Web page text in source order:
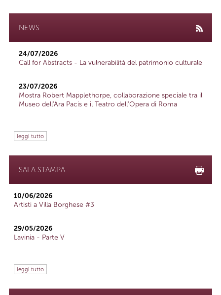
NEWS
24/07/2026
Call for Abstracts - La vulnerabilità del patrimonio culturale
23/07/2026
Mostra Robert Mapplethorpe, collaborazione speciale tra il
Museo dell'Ara Pacis e il Teatro dell'Opera di Roma
leggi tutto
SALA STAMPA
10/06/2026
Artisti a Villa Borghese #3
29/05/2026
Lavinia - Parte V
leggi tutto